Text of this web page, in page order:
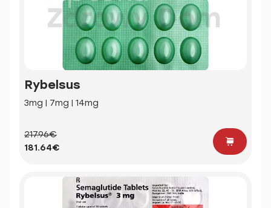
Rybelsus
3mg | 7mg | 14mg
217.96€
181.64€